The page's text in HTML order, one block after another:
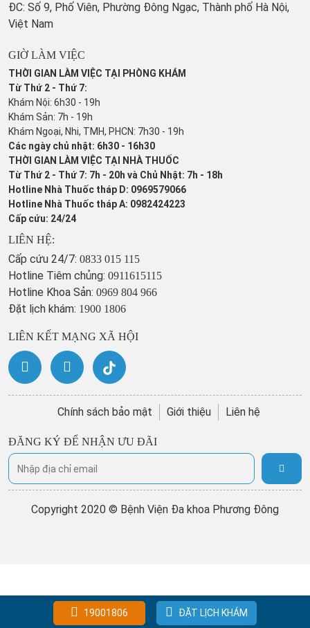
19001806 ĐẶT LỊCH KHÁM
ĐC: Số 9, Phố Viên, Phường Đông Ngạc, Thành phố Hà Nội,
Việt Nam
GIỜ LÀM VIỆC
THỜI GIAN LÀM VIỆC TẠI PHÒNG KHÁM
Từ Thứ 2 - Thứ 7:
Khám Nội: 6h30 - 19h
Khám Sản: 7h - 19h
Khám Ngoại, Nhi, TMH, PHCN: 7h30 - 19h
Các ngày chủ nhật: 6h30 - 16h30
THỜI GIAN LÀM VIỆC TẠI NHÀ THUỐC
Từ Thứ 2 - Thứ 7: 7h - 20h và Chủ Nhật: 7h - 18h
Hotline Nhà Thuốc tháp D: 0969579066
Hotline Nhà Thuốc tháp A: 0982424223
Cấp cứu: 24/24
LIÊN HỆ:
Cấp cứu 24/7: 0833 015 115
Hotline Tiêm chủng: 0911615115
Hotline Khoa Sản: 0969 804 966
Đặt lịch khám: 1900 1806
LIÊN KẾT MẠNG XÃ HỘI
Chính sách bảo mật Giới thiệu Liên hệ
ĐĂNG KÝ ĐỂ NHẬN ƯU ĐÃI
Copyright 2020 © Bệnh Viện Đa khoa Phương Đông